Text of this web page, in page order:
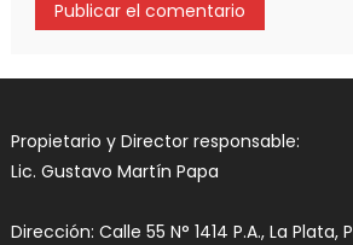
Propietario y Director responsable:
Lic. Gustavo Martín Papa
Dirección: Calle 55 N° 1414 P.A., La